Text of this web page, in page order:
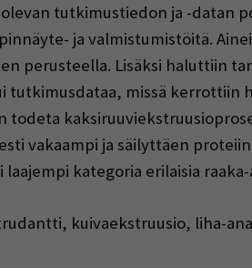
tutkimustiedon ja -datan
ja valmistumistöitä.
perusteella. Lisäksi haluttiin
tutkimusdataa, missä
todeta
vakaampi ja säilyttäen
kategoria erilaisia
kuivaekstruusio, liha-